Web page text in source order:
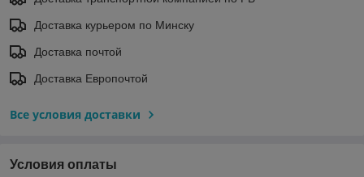
Доставка курьером по Минску
Доставка почтой
Доставка Европочтой
Все условия доставки
Условия оплаты